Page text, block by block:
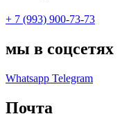
+ 7 (993) 900-73-73
мы в соцсетях
Whatsapp Telegram
Почта